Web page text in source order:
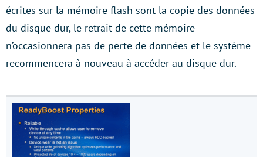
écrites sur la mémoire flash sont la copie des données
du disque dur, le retrait de cette mémoire
n’occasionnera pas de perte de données et le système
recommencera à nouveau à accéder au disque dur.